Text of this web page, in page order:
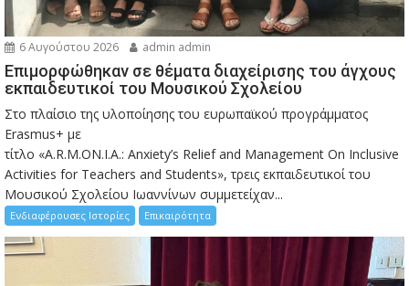
6 Αυγούστου 2026 admin admin
Eπιμορφώθηκαν σε θέματα διαχείρισης του άγχους
εκπαιδευτικοί του Μουσικού Σχολείου
Στο πλαίσιο της υλοποίησης του ευρωπαϊκού προγράμματος
Erasmus+ με
τίτλο «A.R.M.ON.I.A.: Anxiety’s Relief and Management On Inclusive
Activities for Teachers and Students», τρεις εκπαιδευτικοί του
Μουσικού Σχολείου Ιωαννίνων συμμετείχαν...
Ενδιαφέρουσες Ιστορίες Επικαιρότητα